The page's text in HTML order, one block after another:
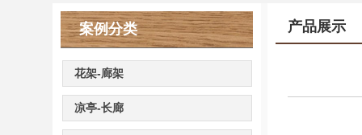
案例分类
花架-廊架
凉亭-长廊
产品展示